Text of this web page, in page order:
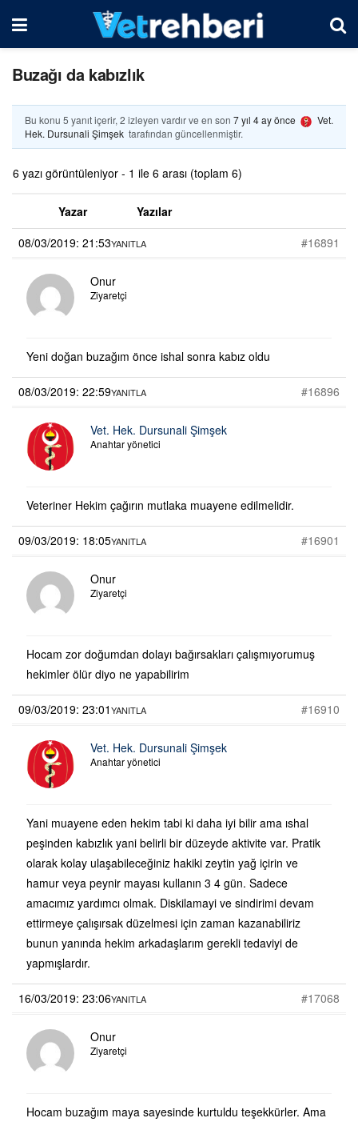
Buzağı da kabızlık
Bu konu 5 yanıt içerir, 2 izleyen vardır ve en son 7 yıl 4 ay önce
Vet.
Hek. Dursunali Şimşek tarafından güncellenmiştir.
6 yazı görüntüleniyor - 1 ile 6 arası (toplam 6)
Yazar
Yazılar
08/03/2019: 21:53
#16891
YANITLA
Onur
Ziyaretçi
Yeni doğan buzağım önce ishal sonra kabız oldu
08/03/2019: 22:59 #16896
YANITLA
Vet. Hek. Dursunali Şimşek
Anahtar yönetici
Veteriner Hekim çağırın mutlaka muayene edilmelidir.
09/03/2019: 18:05 #16901
YANITLA
Onur
Ziyaretçi
Hocam zor doğumdan dolayı bağırsakları çalışmıyorumuş
hekimler ölür diyo ne yapabilirim
09/03/2019: 23:01 #16910
YANITLA
Vet. Hek. Dursunali Şimşek
Anahtar yönetici
Yani muayene eden hekim tabi ki daha iyi bilir ama ıshal
peşinden kabızlık yani belirli bir düzeyde aktivite var. Pratik
olarak kolay ulaşabileceğiniz hakiki zeytin yağ içirin ve
hamur veya peynir mayası kullanın 3 4 gün. Sadece
amacımız yardımcı olmak. Diskilamayi ve sindirimi devam
ettirmeye çalışırsak düzelmesi için zaman kazanabiliriz
bunun yanında hekim arkadaşlarım gerekli tedaviyi de
yapmışlardır.
16/03/2019: 23:06 #17068
YANITLA
Onur
Ziyaretçi
Hocam buzağım maya sayesinde kurtuldu teşekkürler. Ama